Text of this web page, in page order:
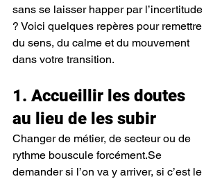
sans se laisser happer par l’incertitude
? Voici quelques repères pour remettre
du sens, du calme et du mouvement
dans votre transition.
1. Accueillir les doutes
au lieu de les subir
Changer de métier, de secteur ou de
rythme bouscule forcément.Se
demander si l’on va y arriver, si c’est le